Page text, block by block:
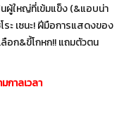
ผู้ใหญ่ที่เข้มแข็ง (&แอบน่า
ะ เซนะ! ฝีมือการแสดงของ
อก&ขี้โกหก!! แถมตัวตน
กาลเวลา